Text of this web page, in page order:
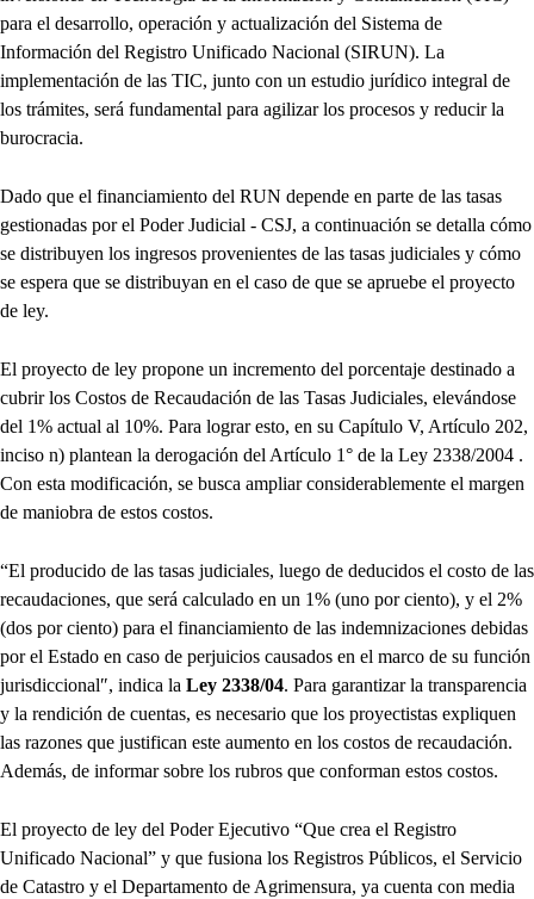
para el desarrollo, operación y actualización del Sistema de
Información del Registro Unificado Nacional (SIRUN). La
implementación de las TIC, junto con un estudio jurídico integral de
los trámites, será fundamental para agilizar los procesos y reducir la
burocracia.
Dado que el financiamiento del RUN depende en parte de las tasas
gestionadas por el Poder Judicial - CSJ, a continuación se detalla cómo
se distribuyen los ingresos provenientes de las tasas judiciales y cómo
se espera que se distribuyan en el caso de que se apruebe el proyecto
de ley.
El proyecto de ley propone un incremento del porcentaje destinado a
cubrir los Costos de Recaudación de las Tasas Judiciales, elevándose
del 1% actual al 10%. Para lograr esto, en su Capítulo V, Artículo 202,
inciso n) plantean la derogación del Artículo 1° de la Ley 2338/2004 .
Con esta modificación, se busca ampliar considerablemente el margen
de maniobra de estos costos.
“El producido de las tasas judiciales, luego de deducidos el costo de las
recaudaciones, que será calculado en un 1% (uno por ciento), y el 2%
(dos por ciento) para el financiamiento de las indemnizaciones debidas
por el Estado en caso de perjuicios causados en el marco de su función
jurisdiccional″, indica la Ley 2338/04. Para garantizar la transparencia
y la rendición de cuentas, es necesario que los proyectistas expliquen
las razones que justifican este aumento en los costos de recaudación.
Además, de informar sobre los rubros que conforman estos costos.
El proyecto de ley del Poder Ejecutivo “Que crea el Registro
Unificado Nacional” y que fusiona los Registros Públicos, el Servicio
de Catastro y el Departamento de Agrimensura, ya cuenta con media